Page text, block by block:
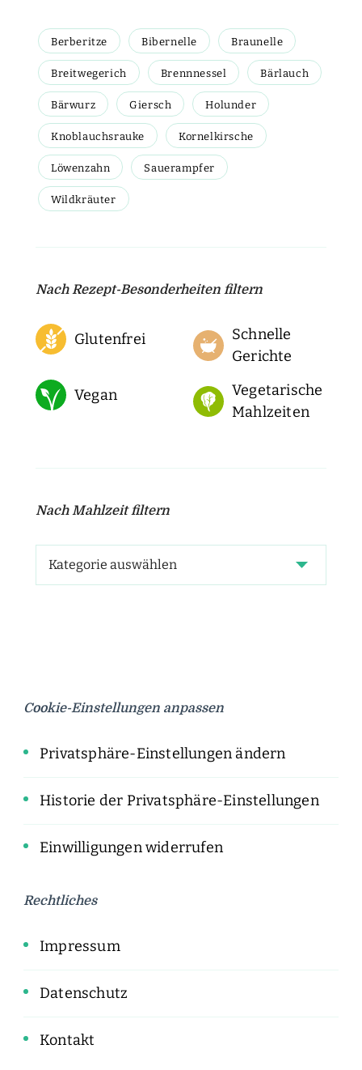
Berberitze Bibernelle Braunelle
Breitwegerich Brennnessel Bärlauch
Bärwurz Giersch Holunder
Knoblauchsrauke Kornelkirsche
Löwenzahn Sauerampfer
Wildkräuter
Nach Rezept-Besonderheiten filtern
Glutenfrei
Schnelle
Gerichte
Vegan
Vegetarische
Mahlzeiten
Nach Mahlzeit filtern
Cookie-Einstellungen anpassen
Privatsphäre-Einstellungen ändern
Historie der Privatsphäre-Einstellungen
Einwilligungen widerrufen
Rechtliches
Impressum
Datenschutz
Kontakt